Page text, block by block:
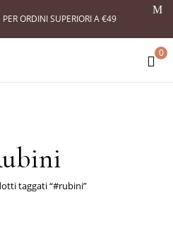
ORDINI SUPERIORI A €49
0
taggati “#rubini”